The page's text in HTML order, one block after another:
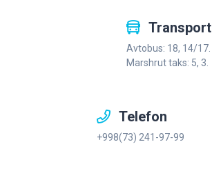
Transport
Avtobus: 18, 14/17.
Marshrut taks: 5, 3.
Telefon
+998(73) 241-97-99